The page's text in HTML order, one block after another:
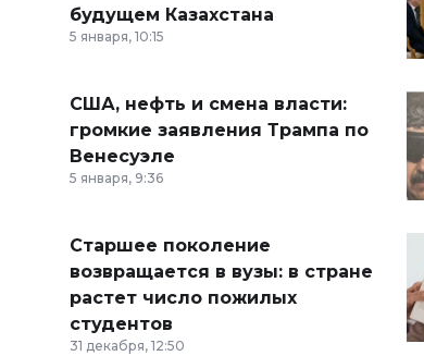
будущем Казахстана
5 января, 10:15
США, нефть и смена власти:
громкие заявления Трампа по
Венесуэле
5 января, 9:36
Старшее поколение
возвращается в вузы: в стране
растет число пожилых
студентов
31 декабря, 12:50